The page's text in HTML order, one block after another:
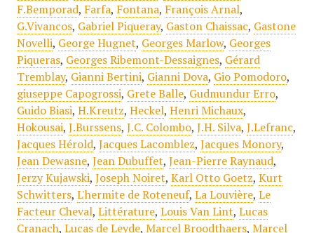
F.Bemporad, Farfa, Fontana, François Arnal,
G.Vivancos, Gabriel Piqueray, Gaston Chaissac, Gastone
Novelli, George Hugnet, Georges Marlow, Georges
Piqueras, Georges Ribemont-Dessaignes, Gérard
Tremblay, Gianni Bertini, Gianni Dova, Gio Pomodoro,
giuseppe Capogrossi, Grete Balle, Gudmundur Erro,
Guido Biasi, H.Kreutz, Heckel, Henri Michaux,
Hokousai, J.Burssens, J.C. Colombo, J.H. Silva, J.Lefranc,
Jacques Hérold, Jacques Lacomblez, Jacques Monory,
Jean Dewasne, Jean Dubuffet, Jean-Pierre Raynaud,
Jerzy Kujawski, Joseph Noiret, Karl Otto Goetz, Kurt
Schwitters, L'hermite de Roteneuf, La Louvière, Le
Facteur Cheval, Littérature, Louis Van Lint, Lucas
Cranach, Lucas de Leyde, Marcel Broodthaers, Marcel